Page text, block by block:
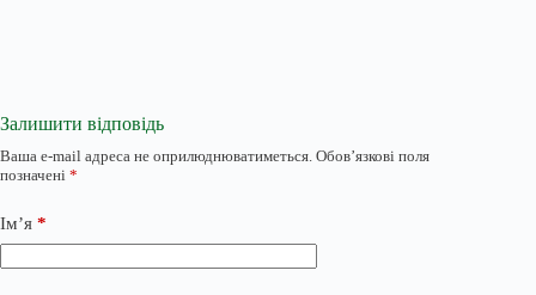
Залишити відповідь
Ваша e-mail адреса не оприлюднюватиметься. Обов’язкові поля
позначені *
Ім’я *